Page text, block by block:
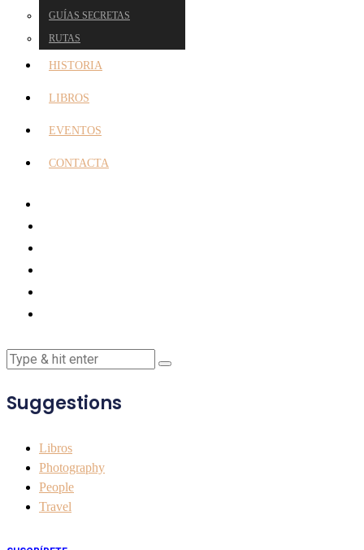
GUÍAS SECRETAS
RUTAS
HISTORIA
LIBROS
EVENTOS
CONTACTA
Suggestions
Libros
Photography
People
Travel